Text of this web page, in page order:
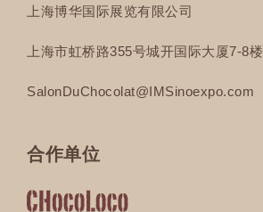
上海博华国际展览有限公司
上海市虹桥路355号城开国际大厦7-8楼
SalonDuChocolat@IMSinoexpo.com
合作单位